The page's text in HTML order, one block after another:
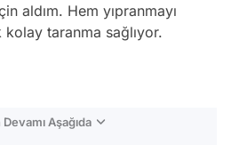
aldım. Hem yıpranmayı
taranma sağlıyor.
Aşağıda